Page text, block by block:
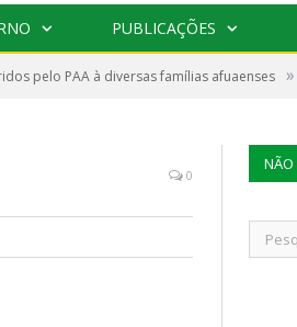
PUBLICAÇÕES
pelo PAA à diversas famílias afuaenses »
0
NÃO